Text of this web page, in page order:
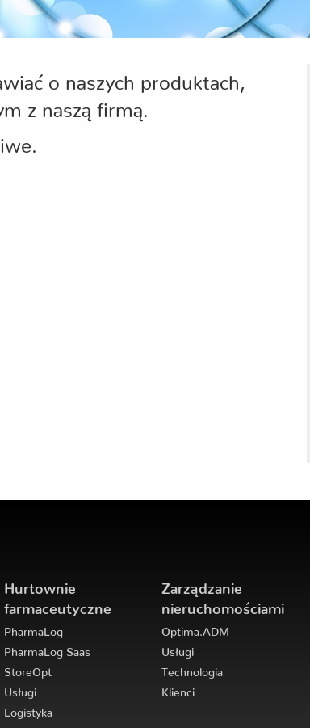
o naszych produktach,
z naszą firmą.
Hurtownie
farmaceutyczne
PharmaLog
PharmaLog Saas
StoreOpt
Usługi
Logistyka
Zarządzanie
nieruchomościami
Optima.ADM
Usługi
Technologia
Klienci